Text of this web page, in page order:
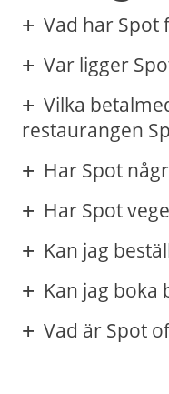
Vad har Spot
Var ligger
Vilka
restaurangen
Har Spot
Har Spot
Kan jag
Kan jag boka
Vad är Spot